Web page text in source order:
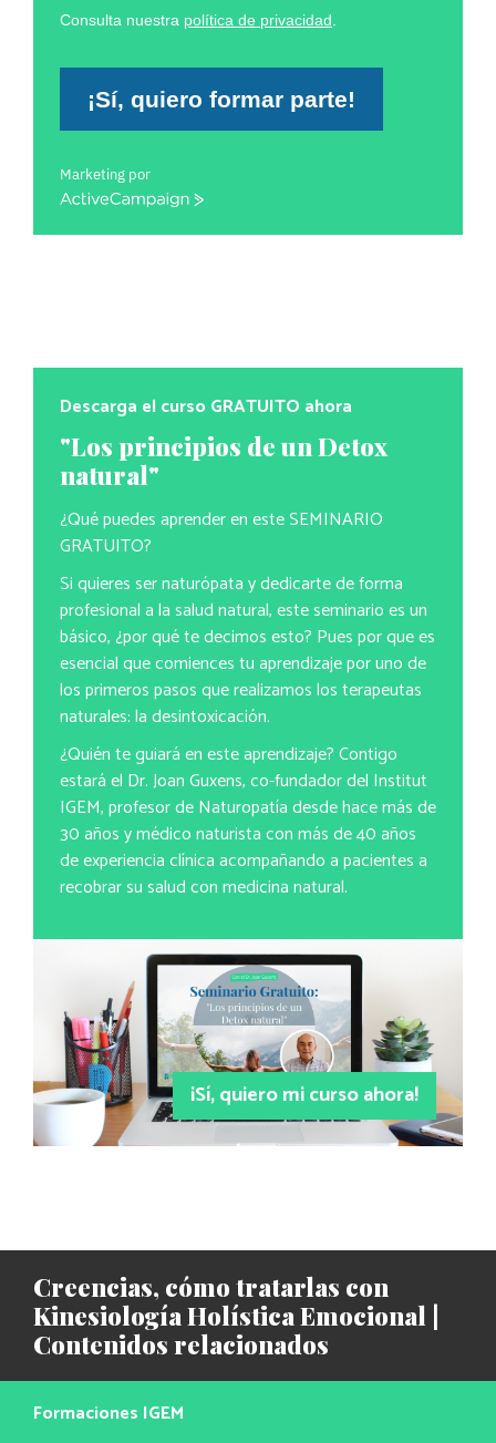
Consulta nuestra política de privacidad.
¡Sí, quiero formar parte!
Marketing por
ActiveCampaign
Descarga el curso GRATUITO ahora
"Los principios de un Detox
natural"
¿Qué puedes aprender en este SEMINARIO
GRATUITO?
Si quieres ser naturópata y dedicarte de forma
profesional a la salud natural, este seminario es un
básico, ¿por qué te decimos esto? Pues por que es
esencial que comiences tu aprendizaje por uno de
los primeros pasos que realizamos los terapeutas
naturales: la desintoxicación.
¿Quién te guiará en este aprendizaje? Contigo
estará el Dr. Joan Guxens, co-fundador del Institut
IGEM, profesor de Naturopatía desde hace más de
30 años y médico naturista con más de 40 años
de experiencia clínica acompañando a pacientes a
recobrar su salud con medicina natural.
¡Sí, quiero mi curso ahora!
Creencias, cómo tratarlas con
Kinesiología Holística Emocional |
Contenidos relacionados
Formaciones IGEM